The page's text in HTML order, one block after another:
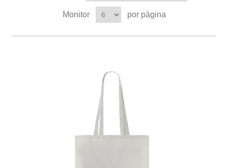
Monitor por página